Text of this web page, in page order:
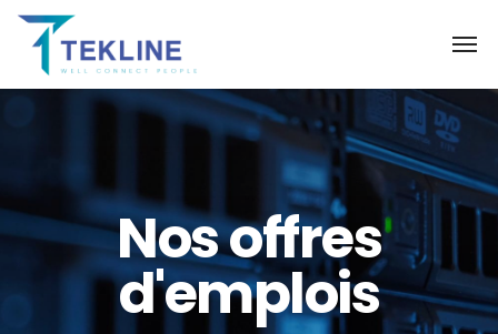
Nos offres
d'emplois